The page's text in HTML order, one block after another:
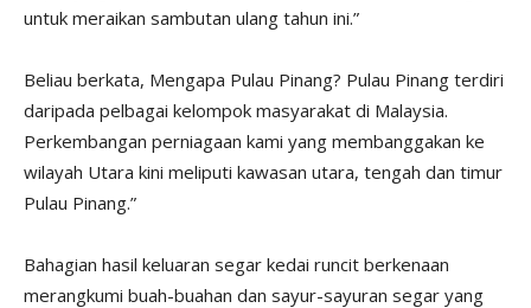
untuk meraikan sambutan ulang tahun ini.”
Beliau berkata, Mengapa Pulau Pinang? Pulau Pinang terdiri
daripada pelbagai kelompok masyarakat di Malaysia.
Perkembangan perniagaan kami yang membanggakan ke
wilayah Utara kini meliputi kawasan utara, tengah dan timur
Pulau Pinang.”
Bahagian hasil keluaran segar kedai runcit berkenaan
merangkumi buah-buahan dan sayur-sayuran segar yang